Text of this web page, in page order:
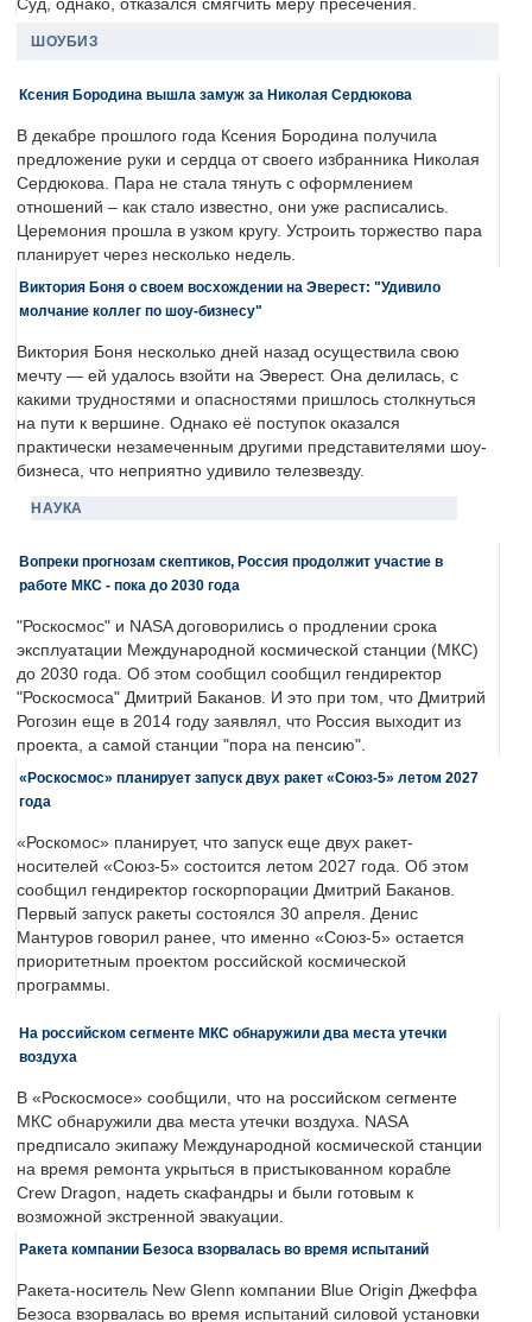
Суд, однако, отказался смягчить меру пресечения.
ШОУБИЗ
Ксения Бородина вышла замуж за Николая Сердюкова
В декабре прошлого года Ксения Бородина получила
предложение руки и сердца от своего избранника Николая
Сердюкова. Пара не стала тянуть с оформлением
отношений – как стало известно, они уже расписались.
Церемония прошла в узком кругу. Устроить торжество пара
планирует через несколько недель.
Виктория Боня о своем восхождении на Эверест: "Удивило
молчание коллег по шоу-бизнесу"
Виктория Боня несколько дней назад осуществила свою
мечту — ей удалось взойти на Эверест. Она делилась, с
какими трудностями и опасностями пришлось столкнуться
на пути к вершине. Однако её поступок оказался
практически незамеченным другими представителями шоу-
бизнеса, что неприятно удивило телезвезду.
НАУКА
Вопреки прогнозам скептиков, Россия продолжит участие в
работе МКС - пока до 2030 года
"Роскосмос" и NASA договорились о продлении срока
эксплуатации Международной космической станции (МКС)
до 2030 года. Об этом сообщил сообщил гендиректор
"Роскосмоса" Дмитрий Баканов. И это при том, что Дмитрий
Рогозин еще в 2014 году заявлял, что Россия выходит из
проекта, а самой станции "пора на пенсию".
«Роскосмос» планирует запуск двух ракет «Союз-5» летом 2027
года
«Роскомос» планирует, что запуск еще двух ракет-
носителей «Союз-5» состоится летом 2027 года. Об этом
сообщил гендиректор госкорпорации Дмитрий Баканов.
Первый запуск ракеты состоялся 30 апреля. Денис
Мантуров говорил ранее, что именно «Союз-5» остается
приоритетным проектом российской космической
программы.
На российском сегменте МКС обнаружили два места утечки
воздуха
В «Роскосмосе» сообщили, что на российском сегменте
МКС обнаружили два места утечки воздуха. NASA
предписало экипажу Международной космической станции
на время ремонта укрыться в пристыкованном корабле
Crew Dragon, надеть скафандры и были готовым к
возможной экстренной эвакуации.
Ракета компании Безоса взорвалась во время испытаний
Ракета-носитель New Glenn компании Blue Origin Джеффа
Безоса взорвалась во время испытаний силовой установки